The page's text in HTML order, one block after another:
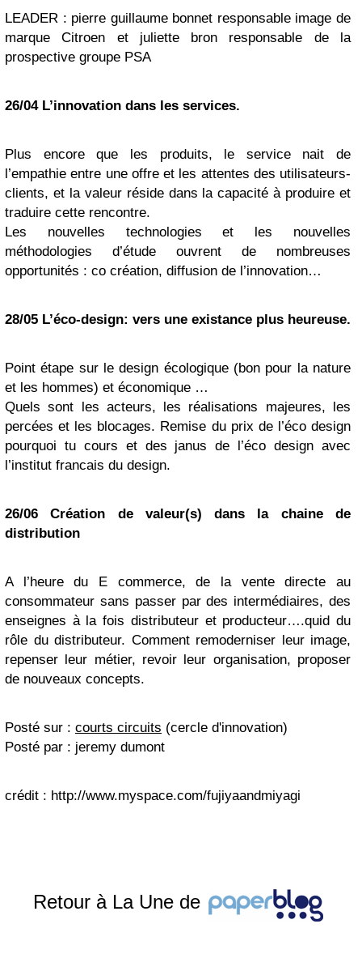
LEADER : pierre guillaume bonnet responsable image de
marque Citroen et juliette bron responsable de la
prospective groupe PSA
26/04 L’innovation dans les services.
Plus encore que les produits, le service nait de
l’empathie entre une offre et les attentes des utilisateurs-
clients, et la valeur réside dans la capacité à produire et
traduire cette rencontre.
Les nouvelles technologies et les nouvelles
méthodologies d’étude ouvrent de nombreuses
opportunités : co création, diffusion de l’innovation…
28/05 L’éco-design: vers une existance plus heureuse.
Point étape sur le design écologique (bon pour la nature
et les hommes) et économique …
Quels sont les acteurs, les réalisations majeures, les
percées et les blocages. Remise du prix de l’éco design
pourquoi tu cours et des janus de l’éco design avec
l’institut francais du design.
26/06 Création de valeur(s) dans la chaine de
distribution
A l’heure du E commerce, de la vente directe au
consommateur sans passer par des intermédiaires, des
enseignes à la fois distributeur et producteur….quid du
rôle du distributeur. Comment remoderniser leur image,
repenser leur métier, revoir leur organisation, proposer
de nouveaux concepts.
Posté sur : courts circuits (cercle d'innovation)
Posté par : jeremy dumont
crédit : http://www.myspace.com/fujiyaandmiyagi
Retour à La Une de